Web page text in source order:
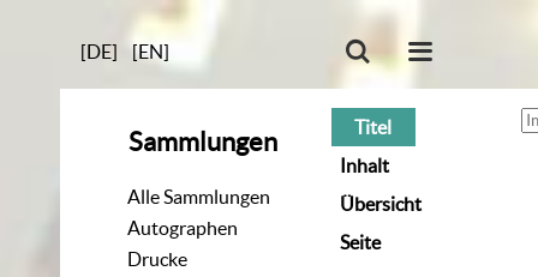
[DE] [EN]
Sammlungen
Alle Sammlungen
Autographen
Drucke
Titel
Inhalt
Übersicht
Seite